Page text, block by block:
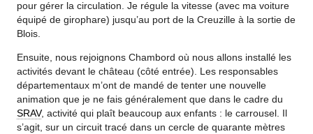
pour gérer la circulation. Je régule la vitesse (avec ma voiture
équipé de girophare) jusqu’au port de la Creuzille à la sortie de
Blois.
Ensuite, nous rejoignons Chambord où nous allons installé les
activités devant le château (côté entrée). Les responsables
départementaux m’ont de mandé de tenter une nouvelle
animation que je ne fais généralement que dans le cadre du
SRAV, activité qui plaît beaucoup aux enfants : le carrousel. Il
s’agit, sur un circuit tracé dans un cercle de quarante mètres